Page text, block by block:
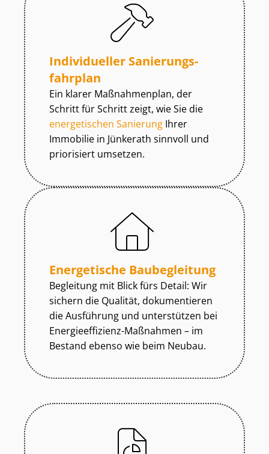
Individueller Sa­nie­rungs­
fahr­plan
Ein klarer Maßnahmenplan, der
Schritt für Schritt zeigt, wie Sie die
energetischen Sanierung Ihrer
Immobilie in Jünkerath sinnvoll und
priorisiert umsetzen.
Energetische Baubegleitung
Begleitung mit Blick fürs Detail: Wir
sichern die Qualität, dokumentieren
die Ausführung und unterstützen bei
En­er­gie­ef­fi­zi­enz-Maßnahmen – im
Bestand ebenso wie beim Neubau.